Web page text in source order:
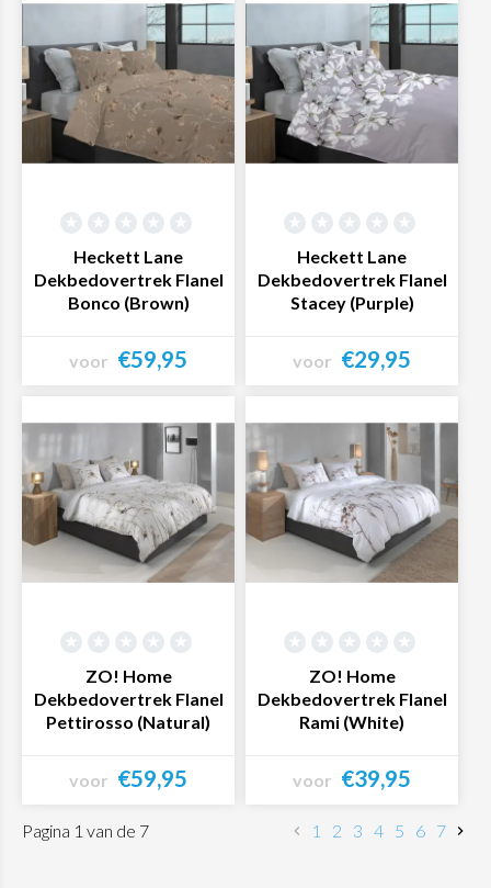
Heckett Lane
Dekbedovertrek Flanel
Bonco (Brown)
voor €59,95
Heckett Lane
Dekbedovertrek Flanel
Stacey (Purple)
voor €29,95
ZO! Home
Dekbedovertrek Flanel
Pettirosso (Natural)
voor €59,95
Bekijk product
ZO! Home
Dekbedovertrek Flanel
Rami (White)
voor €39,95
Bekijk product
Pagina 1 van de 7 1 2 3 4 5 6 7